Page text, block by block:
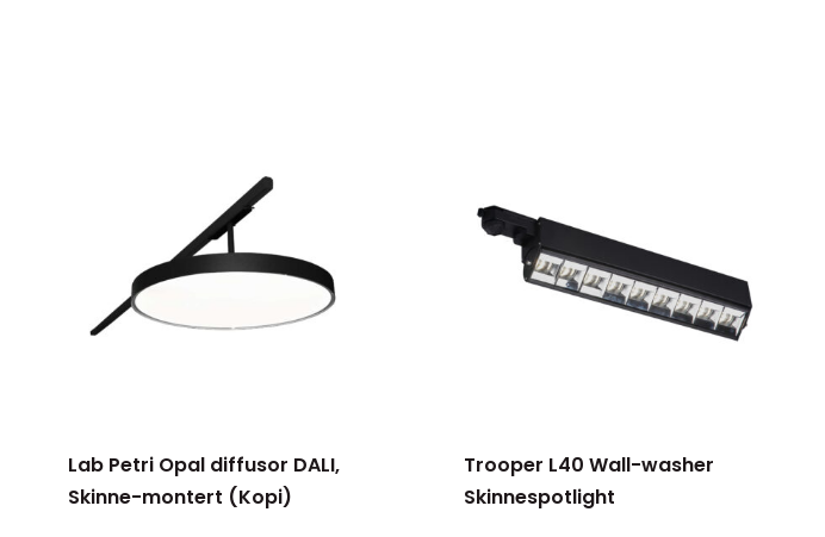
Lab Petri Opal diffusor DALI,
Skinne-montert (Kopi)
Trooper L40 Wall-washer
Skinnespotlight